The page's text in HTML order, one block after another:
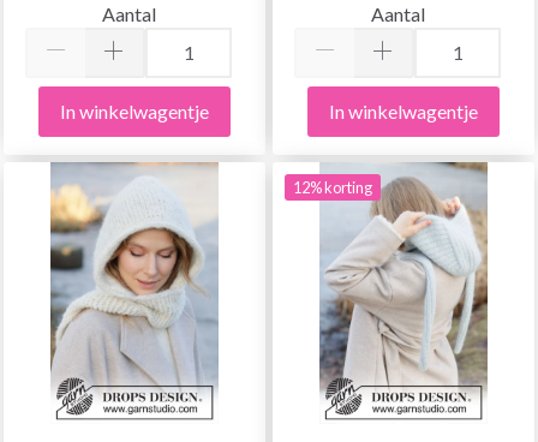
Aantal
In winkelwagentje
Aantal
In winkelwagentje
12% korting